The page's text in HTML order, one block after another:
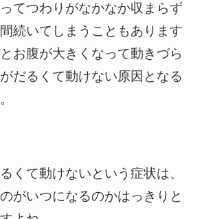
てつわりがなかなか収まらず
続いてしまうこともあります
お腹が大きくなって動きづら
だるくて動けない原因となる
くて動けないという症状は、
がいつになるのかはっきりと